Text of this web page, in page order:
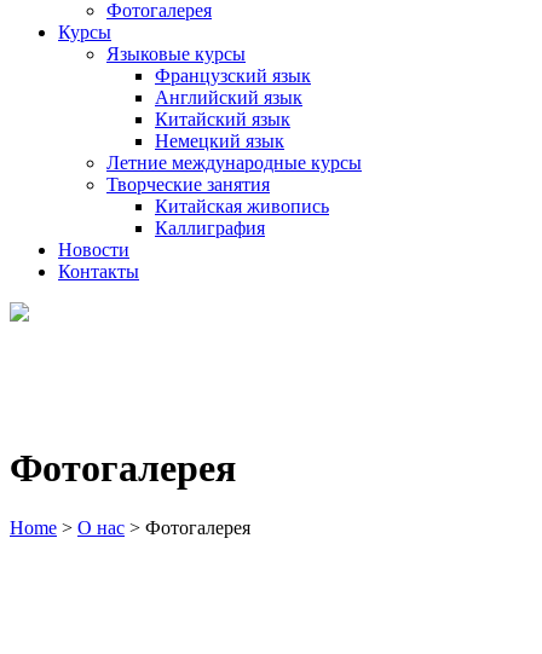
Фотогалерея
Курсы
Языковые курсы
Французский язык
Английский язык
Китайский язык
Немецкий язык
Летние международные курсы
Творческие занятия
Китайская живопись
Каллиграфия
Новости
Контакты
Фотогалерея
Home > О нас > Фотогалерея